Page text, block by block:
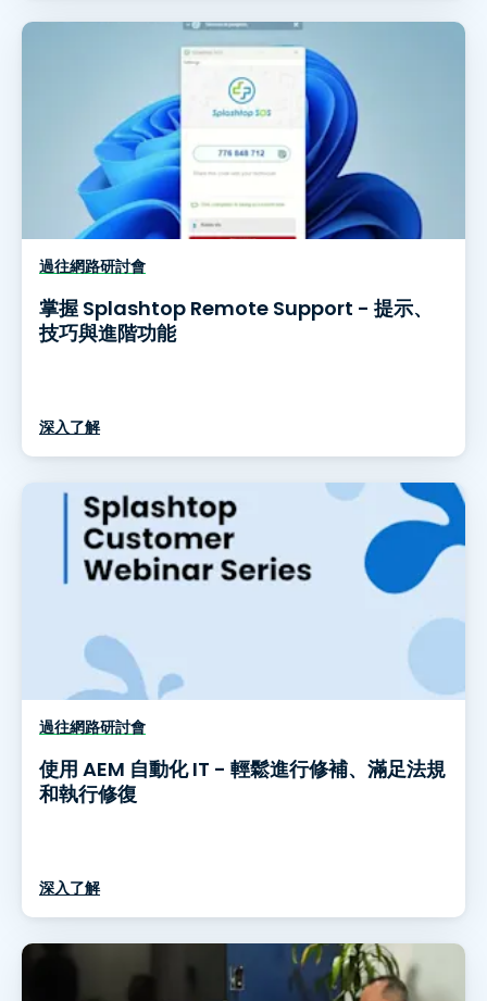
過往網路研討會
掌握 Splashtop Remote Support - 提示、
技巧與進階功能
深入了解
過往網路研討會
使用 AEM 自動化 IT - 輕鬆進行修補、滿足法規
和執行修復
深入了解